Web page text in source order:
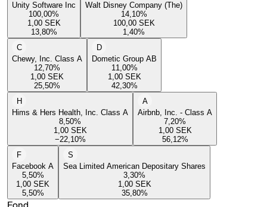
Unity Software Inc
100,00%
1,00 SEK
13,80%
Walt Disney Company (The)
14,10%
100,00 SEK
1,40%
C
Chewy, Inc. Class A
12,70%
1,00 SEK
25,50%
D
Dometic Group AB
11,00%
1,00 SEK
42,30%
H
Hims & Hers Health, Inc. Class A
8,50%
1,00 SEK
−22,10%
A
Airbnb, Inc. - Class A
7,20%
1,00 SEK
56,12%
F
Facebook A
5,50%
1,00 SEK
5,50%
S
Sea Limited American Depositary Shares
3,30%
1,00 SEK
35,80%